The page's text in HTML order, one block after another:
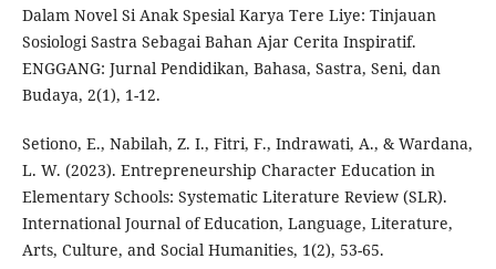
Dalam Novel Si Anak Spesial Karya Tere Liye: Tinjauan
Sosiologi Sastra Sebagai Bahan Ajar Cerita Inspiratif.
ENGGANG: Jurnal Pendidikan, Bahasa, Sastra, Seni, dan
Budaya, 2(1), 1-12.
Setiono, E., Nabilah, Z. I., Fitri, F., Indrawati, A., & Wardana,
L. W. (2023). Entrepreneurship Character Education in
Elementary Schools: Systematic Literature Review (SLR).
International Journal of Education, Language, Literature,
Arts, Culture, and Social Humanities, 1(2), 53-65.